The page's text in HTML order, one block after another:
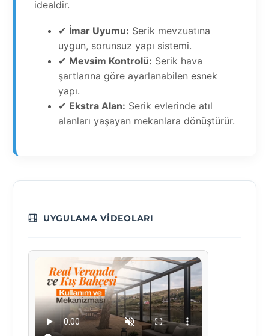
idealdir.
✔ İmar Uyumu: Serik mevzuatına
uygun, sorunsuz yapı sistemi.
✔ Mevsim Kontrolü: Serik hava
şartlarına göre ayarlanabilen esnek
yapı.
✔ Ekstra Alan: Serik evlerinde atıl
alanları yaşayan mekanlara dönüştürür.
UYGULAMA VIDEOLARI